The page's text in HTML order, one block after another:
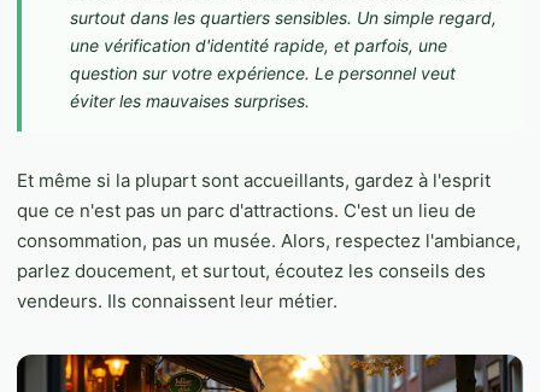
surtout dans les quartiers sensibles. Un simple regard,
une vérification d'identité rapide, et parfois, une
question sur votre expérience. Le personnel veut
éviter les mauvaises surprises.
Et même si la plupart sont accueillants, gardez à l'esprit
que ce n'est pas un parc d'attractions. C'est un lieu de
consommation, pas un musée. Alors, respectez l'ambiance,
parlez doucement, et surtout, écoutez les conseils des
vendeurs. Ils connaissent leur métier.